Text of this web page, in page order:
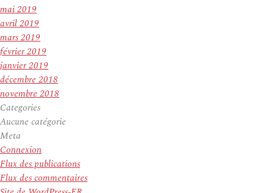
mai 2019
avril 2019
mars 2019
février 2019
janvier 2019
décembre 2018
novembre 2018
Categories
Aucune catégorie
Meta
Connexion
Flux des publications
Flux des commentaires